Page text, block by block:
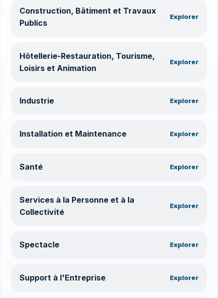
Construction, Bâtiment et Travaux
Publics
Explorer
Hôtellerie-Restauration, Tourisme,
Loisirs et Animation
Explorer
Industrie Explorer
Installation et Maintenance Explorer
Santé Explorer
Services à la Personne et à la
Collectivité
Explorer
Spectacle Explorer
Support à l'Entreprise Explorer